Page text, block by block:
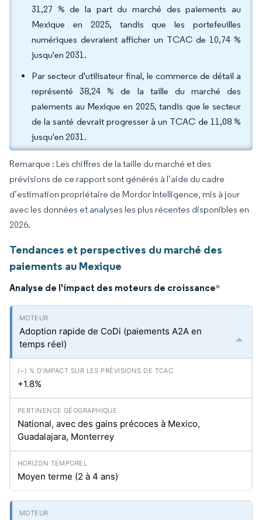
31,27 % de la part du marché des paiements au
Mexique en 2025, tandis que les portefeuilles
numériques devraient afficher un TCAC de 10,74 %
jusqu'en 2031.
Par secteur d'utilisateur final, le commerce de détail a
représenté 38,24 % de la taille du marché des
paiements au Mexique en 2025, tandis que le secteur
de la santé devrait progresser à un TCAC de 11,08 %
jusqu'en 2031.
Remarque : Les chiffres de la taille du marché et des
prévisions de ce rapport sont générés à l’aide du cadre
d’estimation propriétaire de Mordor Intelligence, mis à jour
avec les données et analyses les plus récentes disponibles en
2026.
Tendances et perspectives du marché des
paiements au Mexique
Analyse de l'impact des moteurs de croissance*
Adoption rapide de CoDi (paiements A2A en
temps réel)
+1.8%
National, avec des gains précoces à Mexico,
Guadalajara, Monterrey
Moyen terme (2 à 4 ans)